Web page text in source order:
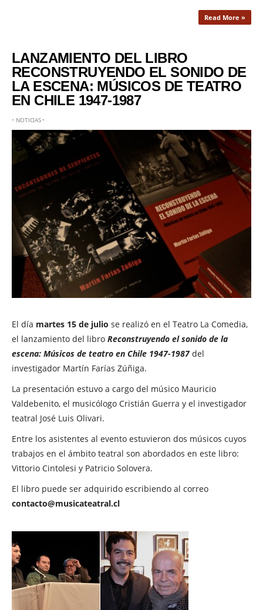
Read More »
LANZAMIENTO DEL LIBRO
RECONSTRUYENDO EL SONIDO DE
LA ESCENA: MÚSICOS DE TEATRO
EN CHILE 1947-1987
• NOTICIAS•
El día martes 15 de julio se realizó en el Teatro La Comedia,
el lanzamiento del libro Reconstruyendo el sonido de la
escena: Músicos de teatro en Chile 1947-1987del
investigador Martín Farías Zúñiga.
La presentación estuvo a cargo del músico Mauricio
Valdebenito, el musicólogo Cristián Guerra y el investigador
teatral José Luis Olivari.
Entre los asistentes al evento estuvieron dos músicos cuyos
trabajos en el ámbito teatral son abordados en este libro:
Vittorio Cintolesi y Patricio Solovera.
El libro puede ser adquirido escribiendo al correo
contacto@musicateatral.cl